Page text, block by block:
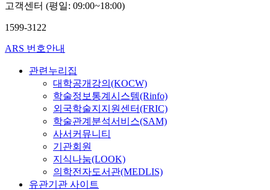
고객센터 (평일: 09:00~18:00)
1599-3122
ARS 번호안내
관련누리집
대학공개강의(KOCW)
학술정보통계시스템(Rinfo)
외국학술지지원센터(FRIC)
학술관계분석서비스(SAM)
사서커뮤니티
기관회원
지식나눔(LOOK)
의학전자도서관(MEDLIS)
유관기관 사이트